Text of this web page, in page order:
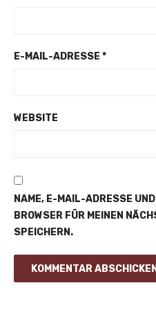
E-MAIL-ADRESSE *
WEBSITE
NAME, E-MAIL-ADRESSE
BROWSER FÜR MEINEN
SPEICHERN.